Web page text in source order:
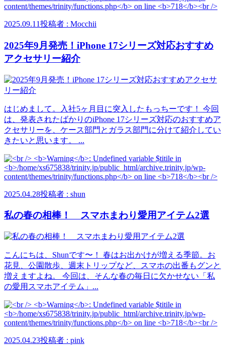
2025.09.11投稿者 : Mocchii
2025年9月発売！iPhone 17シリーズ対応おすすめ
アクセサリー紹介
はじめまして。入社5ヶ月目に突入したもっちーです！ 今回
は、発表されたばかりのiPhone 17シリーズ対応のおすすめア
クセサリーを、ケース部門とガラス部門に分けて紹介してい
きたいと思います。 ...
2025.04.28投稿者 : shun
私の春の相棒！ スマホまわり愛用アイテム2選
こんにちは、Shunです〜！ 春はお出かけが増える季節。お
花見、公園散歩、週末トリップなど、スマホの出番もグンと
増えますよね。 今回は、そんな春の毎日に欠かせない「私
の愛用スマホアイテム」...
2025.04.23投稿者 : pink